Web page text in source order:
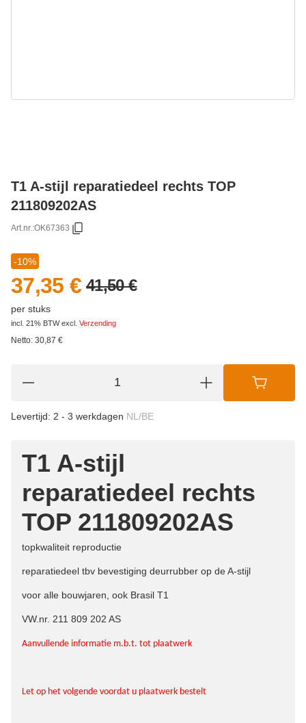
T1 A-stijl reparatiedeel rechts TOP
211809202AS
Art.nr.:OK67363
-10%
37,35 € 41,50 €
per stuks
incl. 21% BTWexcl. Verzending
Netto: 30,87 €
Levertijd: 2 - 3 werkdagen NL/BE
T1 A-stijl
reparatiedeel rechts
TOP 211809202AS
topkwaliteit reproductie
reparatiedeel tbv bevestiging deurrubber op de A-stijl
voor alle bouwjaren, ook Brasil T1
VW.nr. 211 809 202 AS
Aanvullende informatie m.b.t. tot plaatwerk
Let op het volgende voordat u plaatwerk bestelt